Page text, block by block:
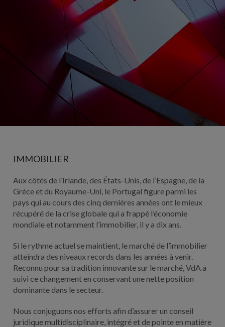
IMMOBILIER
Aux côtés de l’Irlande, des États-Unis, de l’Espagne, de la
Grèce et du Royaume-Uni, le Portugal figure parmi les
pays qui au cours des cinq dernières années ont le mieux
récupéré de la crise globale qui a frappé l’économie
mondiale et notamment l’immobilier, il y a dix ans.
Si le rythme actuel se maintient, le marché de l’immobilier
atteindra des niveaux records dans les années à venir.
Reconnu pour sa tradition innovante sur le marché, VdA a
suivi ce changement en conservant une nette position
dominante dans le secteur.
Nous conjuguons nos efforts afin d’assurer un conseil
juridique multidisciplinaire, intégré et de pointe en matière